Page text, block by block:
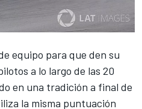
equipo para que den su
a lo largo de las 20
en una tradición a final de
la misma puntuación